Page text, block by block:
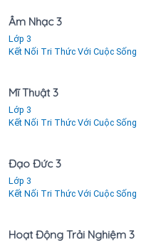
Âm Nhạc 3
Lớp 3
Kết Nối Tri Thức Với Cuộc Sống
Mĩ Thuật 3
Lớp 3
Kết Nối Tri Thức Với Cuộc Sống
Đạo Đức 3
Lớp 3
Kết Nối Tri Thức Với Cuộc Sống
Hoạt Động Trải Nghiệm 3